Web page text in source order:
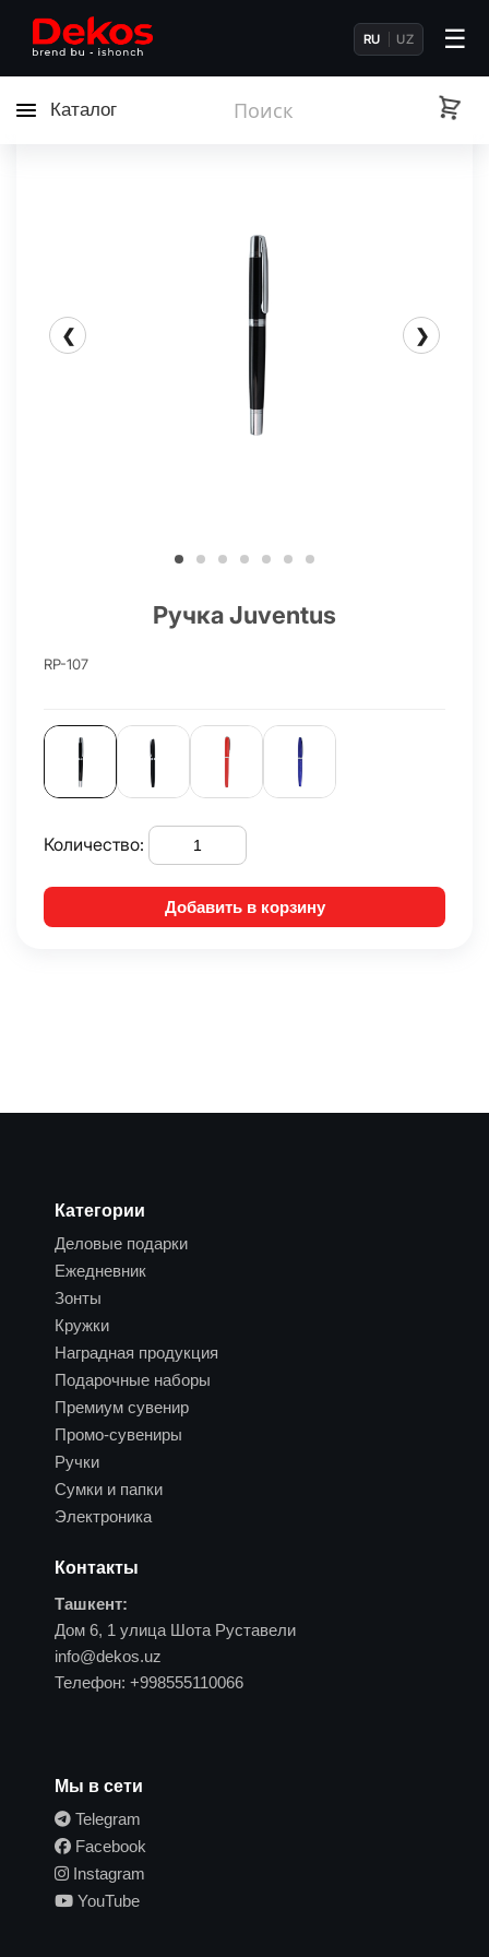
RU UZ ☰
Каталог
❮ ❯
Ручка Juventus
RP-107
Количество:
Добавить в корзину
Категории
Деловые подарки
Ежедневник
Зонты
Кружки
Наградная продукция
Подарочные наборы
Премиум сувенир
Промо-сувениры
Ручки
Сумки и папки
Электроника
Контакты
Ташкент:
Дом 6, 1 улица Шота Руставели
info@dekos.uz
Телефон: +998555110066
Мы в сети
Telegram
Facebook
Instagram
YouTube